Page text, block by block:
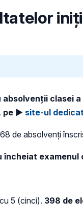
absolvenții clasei
pe ► site-ul
de absolvenți
încheiat examenul
5 (cinci). 398 de